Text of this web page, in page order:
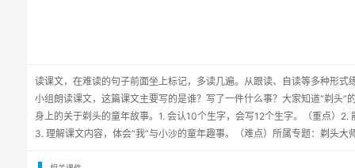
读课文，在难读的句子前面坐上标记，多读几遍。从跟读、自读等多种形
小组朗读课文，这篇课文主要写的是谁？写了一件什么事？大家知道“剃头”
身上的关于剃头的童年故事。1. 会认10个生字，会写12个生字。（重点）
3. 理解课文内容，体会“我”与小沙的童年趣事。（难点）所属专题： 剃头大